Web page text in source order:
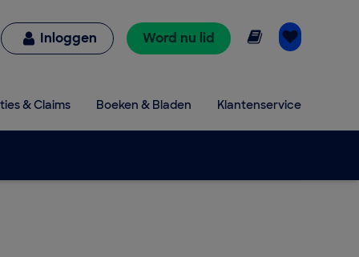
Inloggen Word nu lid Online lezen
& Claims Boeken & Bladen Klantenservice